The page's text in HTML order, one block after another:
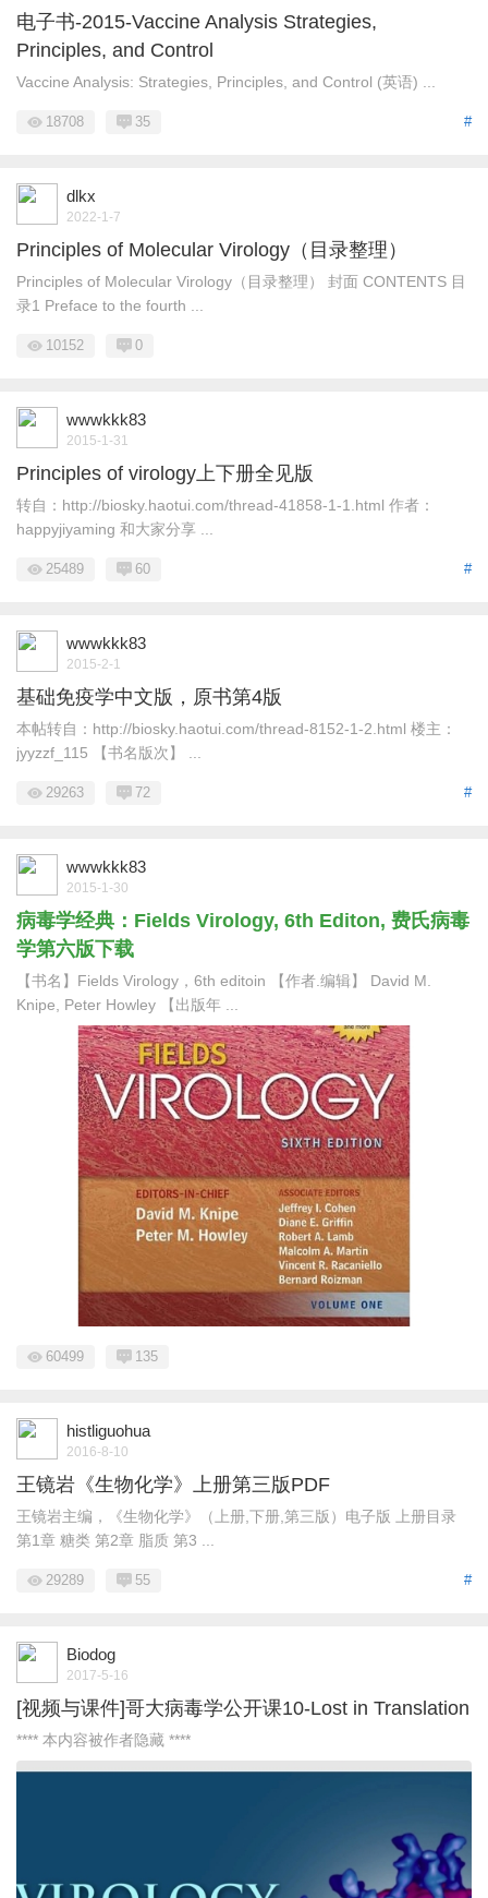
电子书-2015-Vaccine Analysis Strategies,
Principles, and Control
Vaccine Analysis: Strategies, Principles, and Control (英语) ...
#
18708 35
dlkx
2022-1-7
Principles of Molecular Virology（目录整理）
Principles of Molecular Virology（目录整理） 封面 CONTENTS 目
录1 Preface to the fourth ...
10152 0
wwwkkk83
2015-1-31
Principles of virology上下册全见版
转自：http://biosky.haotui.com/thread-41858-1-1.html 作者：
happyjiyaming 和大家分享 ...
#
25489 60
wwwkkk83
2015-2-1
基础免疫学中文版，原书第4版
本帖转自：http://biosky.haotui.com/thread-8152-1-2.html 楼主：
jyyzzf_115 【书名版次】 ...
#
29263 72
wwwkkk83
2015-1-30
病毒学经典：Fields Virology, 6th Editon, 费氏病毒
学第六版下载
【书名】Fields Virology，6th editoin 【作者.编辑】 David M.
Knipe, Peter Howley 【出版年 ...
60499 135
histliguohua
2016-8-10
王镜岩《生物化学》上册第三版PDF
王镜岩主编，《生物化学》（上册,下册,第三版）电子版 上册目录
第1章 糖类 第2章 脂质 第3 ...
#
29289 55
Biodog
2017-5-16
[视频与课件]哥大病毒学公开课10-Lost in Translation
**** 本内容被作者隐藏 ****